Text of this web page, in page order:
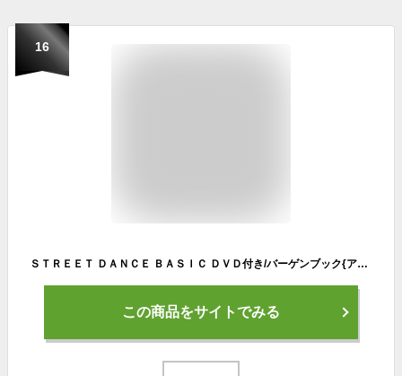
16
ＳＴＲＥＥＴ ＤＡＮＣＥ ＢＡＳＩＣ ＤＶＤ付き/バーゲンブック{アノマリー トランスワールドジャパン 諸芸 舞踊 バレエ ダンス 子ども}
この商品をサイトでみる